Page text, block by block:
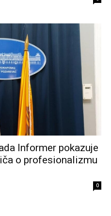
Informer pokazuje
o profesionalizmu
0